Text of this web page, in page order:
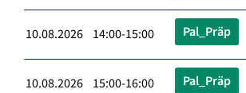
10.08.2026 14:00-15:00 Pal_Präp
10.08.2026 15:00-16:00 Pal_Präp